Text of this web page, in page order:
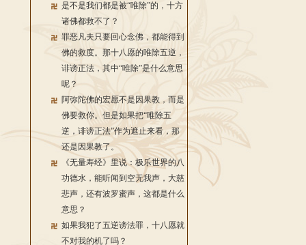
是不是我们都是被“唯除”的，十方
诸佛都救不了？
罪恶凡夫只要回心念佛，都能得到
佛的救度。那十八愿的唯除五逆，
诽谤正法，其中“唯除”是什么意思
呢？
阿弥陀佛的宏愿不是因果教，而是
佛要救你。但是如果把“唯除五
逆，诽谤正法”作为遮止来看，那
还是因果教了。
《无量寿经》里说：极乐世界的八
功德水，能听闻到空无我声，大慈
悲声，还有波罗蜜声，这都是什么
意思？
如果我犯了五逆谤法罪，十八愿就
不对我的机了吗？